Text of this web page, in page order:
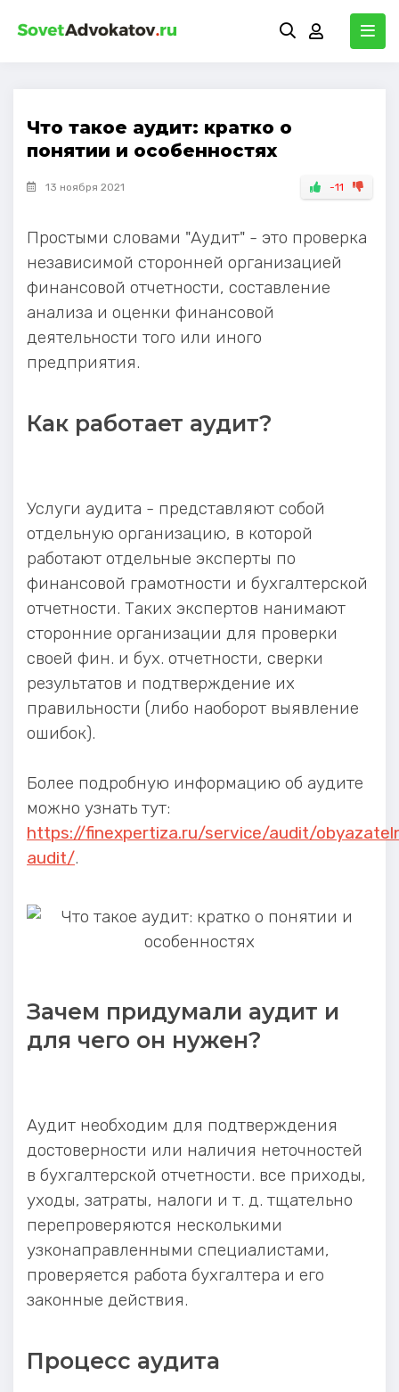
Что такое аудит: кратко о
понятии и особенностях
13 ноября 2021 -11
Простыми словами "Аудит" - это проверка
независимой сторонней организацией
финансовой отчетности, составление
анализа и оценки финансовой
деятельности того или иного
предприятия.
Как работает аудит?
Услуги аудита - представляют собой
отдельную организацию, в которой
работают отдельные эксперты по
финансовой грамотности и бухгалтерской
отчетности. Таких экспертов нанимают
сторонние организации для проверки
своей фин. и бух. отчетности, сверки
результатов и подтверждение их
правильности (либо наоборот выявление
ошибок).
Более подробную информацию об аудите
можно узнать тут:
https://finexpertiza.ru/service/audit/
audit/.
Зачем придумали аудит и
для чего он нужен?
Аудит необходим для подтверждения
достоверности или наличия неточностей
в бухгалтерской отчетности. все приходы,
уходы, затраты, налоги и т. д. тщательно
перепроверяются несколькими
узконаправленными специалистами,
проверяется работа бухгалтера и его
законные действия.
Процесс аудита